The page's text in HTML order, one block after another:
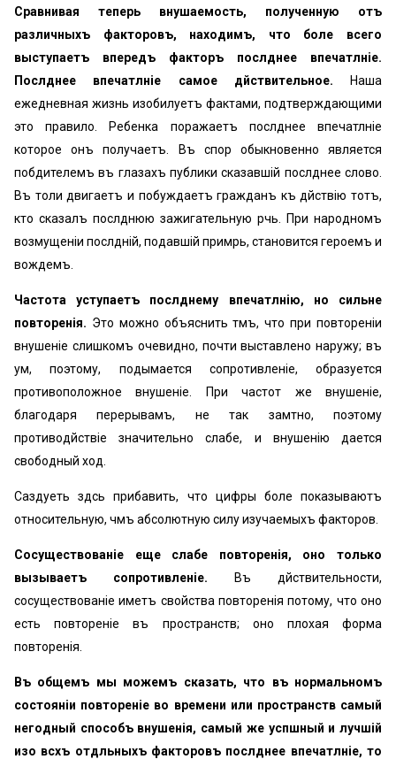
Сравнивая теперь внушаемость, полученную отъ
различныхъ факторовъ, находимъ, что болѣе всего
выступаетъ впередъ факторъ послѣднее впечатлѣніе.
Послѣднее впечатлѣніе самое дѣйствительное. Наша
ежедневная жизнь изобилуетъ фактами, подтверждающими
это правило. Ребенка поражаетъ послѣднее впечатлѣніе
которое онъ получаетъ. Въ спорѣ обыкновенно является
побѣдителемъ въ глазахъ публики сказавшій послѣднее слово.
Въ толиѣ двигаетъ и побуждаетъ гражданъ къ дѣйствію тотъ,
кто сказалъ послѣднюю зажигательную рѣчь. При народномъ
возмущеніи послѣдній, подавшій примѣрь, становится героемъ и
вождемъ.
Частота уступаетъ послѣднему впечатлѣнію, но сильнѣе
повторенія. Это можно объяснить тѣмъ, что при повтореніи
внушеніе слишкомъ очевидно, почти выставлено наружу; въ
умѣ, поэтому, подымается сопротивленіе, образуется
противоположное внушеніе. При частотѣ же внушеніе,
благодаря перерывамъ, не так замѣтно, поэтому
противодѣйствіе значительно слабѣе, и внушенію дается
свободный ход.
Саздуеть здѣсь прибавить, что цифры болѣе показываютъ
относительную, чѣмъ абсолютную силу изучаемыхъ факторов.
Сосуществованіе еще слабѣе повторенія, оно только
вызываетъ сопротивленіе.
Въ дѣйствительности,
сосуществованіе имѣетъ свойства повторенія потому, что оно
есть повтореніе въ пространствѣ; оно плохая форма
повторенія.
Въ общемъ мы можемъ сказать, что въ нормальномъ
состояніи повтореніе во времени или пространствѣ самый
негодный способъ внушенія, самый же успѣшный и лучшій
изо всѣхъ отдѣльныхъ факторовъ послѣднее впечатлѣніе, то